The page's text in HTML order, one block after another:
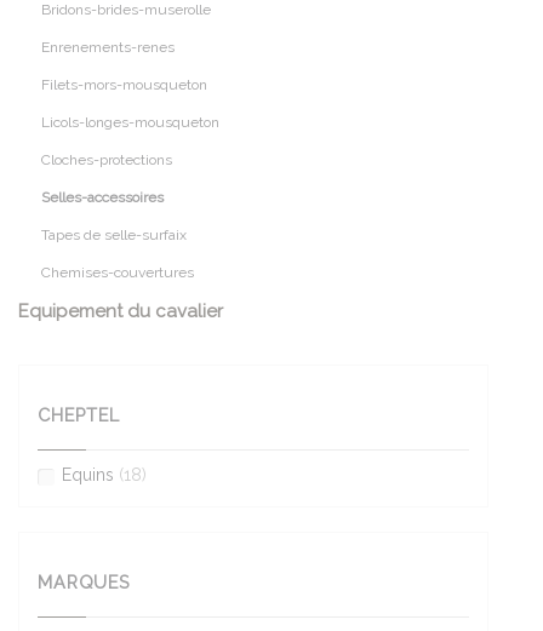
Bridons-brides-muserolle
Enrenements-renes
Filets-mors-mousqueton
Licols-longes-mousqueton
Cloches-protections
Selles-accessoires
Tapes de selle-surfaix
Chemises-couvertures
Equipement du cavalier
CHEPTEL
Equins (18)
MARQUES